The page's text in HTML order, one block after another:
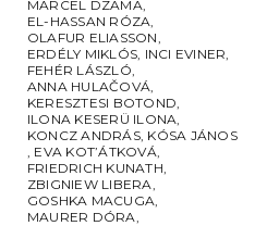
MARCEL DZAMA,
EL-HASSAN RÓZA,
OLAFUR ELIASSON,
ERDÉLY MIKLÓS, INCI EVINER,
FEHÉR LÁSZLÓ,
ANNA HULAČOVÁ,
KERESZTESI BOTOND,
ILONA KESERÜ ILONA,
KONCZ ANDRÁS, KÓSA JÁNOS
, EVA KOT’ÁTKOVÁ,
FRIEDRICH KUNATH,
ZBIGNIEW LIBERA,
GOSHKA MACUGA,
MAURER DÓRA,